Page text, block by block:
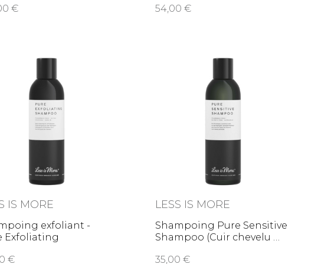
54,00
IS MORE
exfoliant -
Exfoliating
LESS IS MORE
Shampoing Pure Sensitive
Shampoo (Cuir chevelu
35,00